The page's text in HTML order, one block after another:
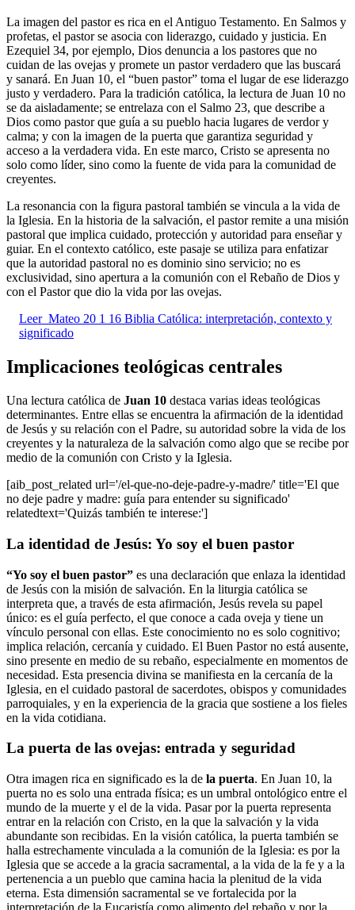
La imagen del pastor es rica en el Antiguo Testamento. En Salmos y
profetas, el pastor se asocia con liderazgo, cuidado y justicia. En
Ezequiel 34, por ejemplo, Dios denuncia a los pastores que no
cuidan de las ovejas y promete un pastor verdadero que las buscará
y sanará. En Juan 10, el “buen pastor” toma el lugar de ese liderazgo
justo y verdadero. Para la tradición católica, la lectura de Juan 10 no
se da aisladamente; se entrelaza con el Salmo 23, que describe a
Dios como pastor que guía a su pueblo hacia lugares de verdor y
calma; y con la imagen de la puerta que garantiza seguridad y
acceso a la verdadera vida. En este marco, Cristo se apresenta no
solo como líder, sino como la fuente de vida para la comunidad de
creyentes.
La resonancia con la figura pastoral también se vincula a la vida de
la Iglesia. En la historia de la salvación, el pastor remite a una misión
pastoral que implica cuidado, protección y autoridad para enseñar y
guiar. En el contexto católico, este pasaje se utiliza para enfatizar
que la autoridad pastoral no es dominio sino servicio; no es
exclusividad, sino apertura a la comunión con el Rebaño de Dios y
con el Pastor que dio la vida por las ovejas.
Leer Mateo 20 1 16 Biblia Católica: interpretación, contexto y
significado
Implicaciones teológicas centrales
Una lectura católica de Juan 10 destaca varias ideas teológicas
determinantes. Entre ellas se encuentra la afirmación de la identidad
de Jesús y su relación con el Padre, su autoridad sobre la vida de los
creyentes y la naturaleza de la salvación como algo que se recibe por
medio de la comunión con Cristo y la Iglesia.
[aib_post_related url='/el-que-no-deje-padre-y-madre/' title='El que
no deje padre y madre: guía para entender su significado'
relatedtext='Quizás también te interese:']
La identidad de Jesús: Yo soy el buen pastor
“Yo soy el buen pastor” es una declaración que enlaza la identidad
de Jesús con la misión de salvación. En la liturgia católica se
interpreta que, a través de esta afirmación, Jesús revela su papel
único: es el guía perfecto, el que conoce a cada oveja y tiene un
vínculo personal con ellas. Este conocimiento no es solo cognitivo;
implica relación, cercanía y cuidado. El Buen Pastor no está ausente,
sino presente en medio de su rebaño, especialmente en momentos de
necesidad. Esta presencia divina se manifiesta en la cercanía de la
Iglesia, en el cuidado pastoral de sacerdotes, obispos y comunidades
parroquiales, y en la experiencia de la gracia que sostiene a los fieles
en la vida cotidiana.
La puerta de las ovejas: entrada y seguridad
Otra imagen rica en significado es la de la puerta. En Juan 10, la
puerta no es solo una entrada física; es un umbral ontológico entre el
mundo de la muerte y el de la vida. Pasar por la puerta representa
entrar en la relación con Cristo, en la que la salvación y la vida
abundante son recibidas. En la visión católica, la puerta también se
halla estrechamente vinculada a la comunión de la Iglesia: es por la
Iglesia que se accede a la gracia sacramental, a la vida de la fe y a la
pertenencia a un pueblo que camina hacia la plenitud de la vida
eterna. Esta dimensión sacramental se ve fortalecida por la
interpretación de la Eucaristía como alimento del rebaño y por la